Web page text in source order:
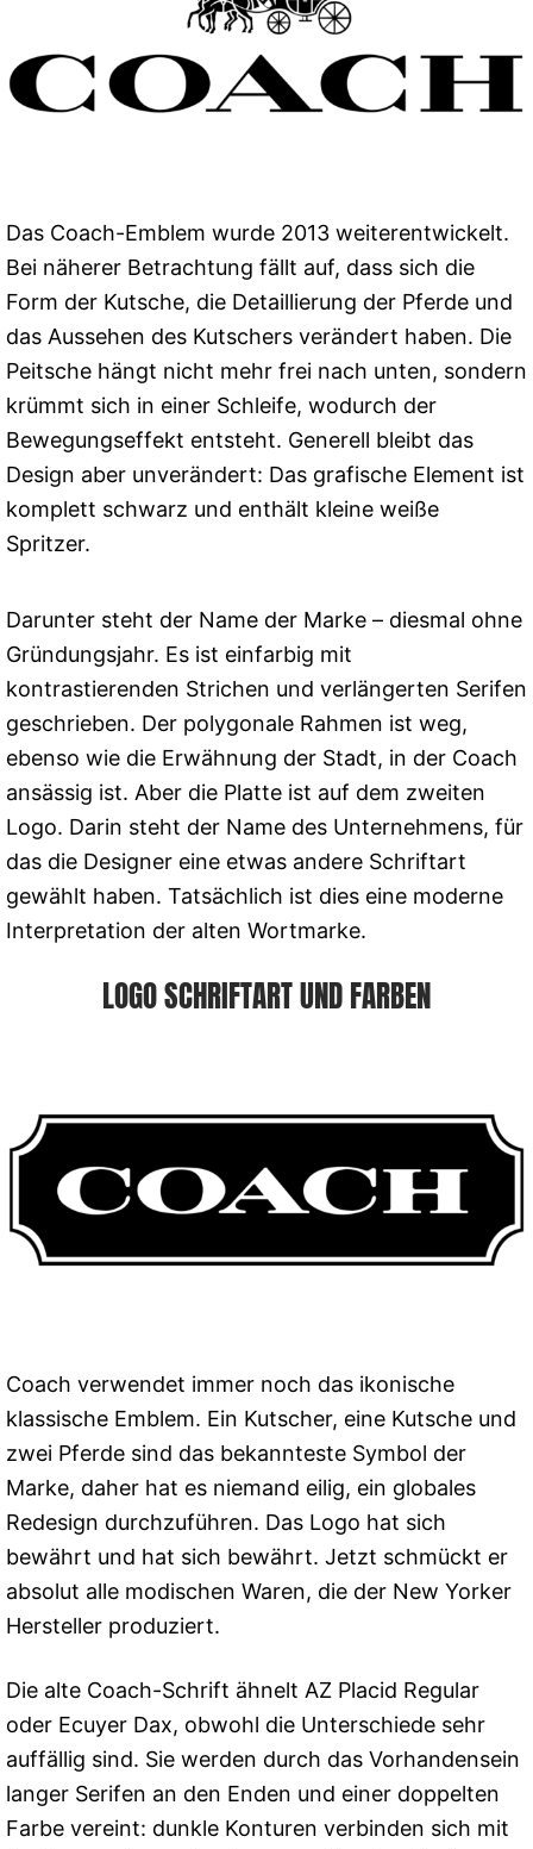
Das Coach-Emblem wurde 2013 weiterentwickelt.
Bei näherer Betrachtung fällt auf, dass sich die
Form der Kutsche, die Detaillierung der Pferde und
das Aussehen des Kutschers verändert haben. Die
Peitsche hängt nicht mehr frei nach unten, sondern
krümmt sich in einer Schleife, wodurch der
Bewegungseffekt entsteht. Generell bleibt das
Design aber unverändert: Das grafische Element ist
komplett schwarz und enthält kleine weiße
Spritzer.
Darunter steht der Name der Marke – diesmal ohne
Gründungsjahr. Es ist einfarbig mit
kontrastierenden Strichen und verlängerten Serifen
geschrieben. Der polygonale Rahmen ist weg,
ebenso wie die Erwähnung der Stadt, in der Coach
ansässig ist. Aber die Platte ist auf dem zweiten
Logo. Darin steht der Name des Unternehmens, für
das die Designer eine etwas andere Schriftart
gewählt haben. Tatsächlich ist dies eine moderne
Interpretation der alten Wortmarke.
LOGO SCHRIFTART UND FARBEN
Coach verwendet immer noch das ikonische
klassische Emblem. Ein Kutscher, eine Kutsche und
zwei Pferde sind das bekannteste Symbol der
Marke, daher hat es niemand eilig, ein globales
Redesign durchzuführen. Das Logo hat sich
bewährt und hat sich bewährt. Jetzt schmückt er
absolut alle modischen Waren, die der New Yorker
Hersteller produziert.
Die alte Coach-Schrift ähnelt AZ Placid Regular
oder Ecuyer Dax, obwohl die Unterschiede sehr
auffällig sind. Sie werden durch das Vorhandensein
langer Serifen an den Enden und einer doppelten
Farbe vereint: dunkle Konturen verbinden sich mit